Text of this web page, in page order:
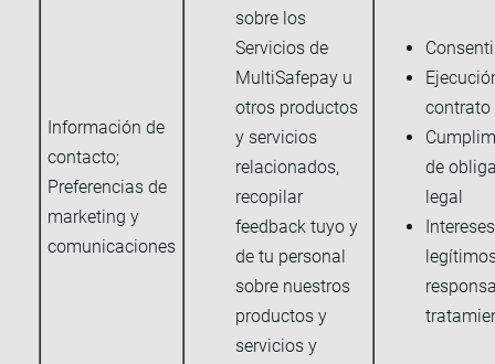
Información de
contacto;
Preferencias de
marketing y
comunicaciones
sobre los
Servicios de
MultiSafepay u
otros productos
y servicios
relacionados,
recopilar
feedback tuyo y
de tu personal
sobre nuestros
productos y
servicios y
contrato
de
legal
Intereses